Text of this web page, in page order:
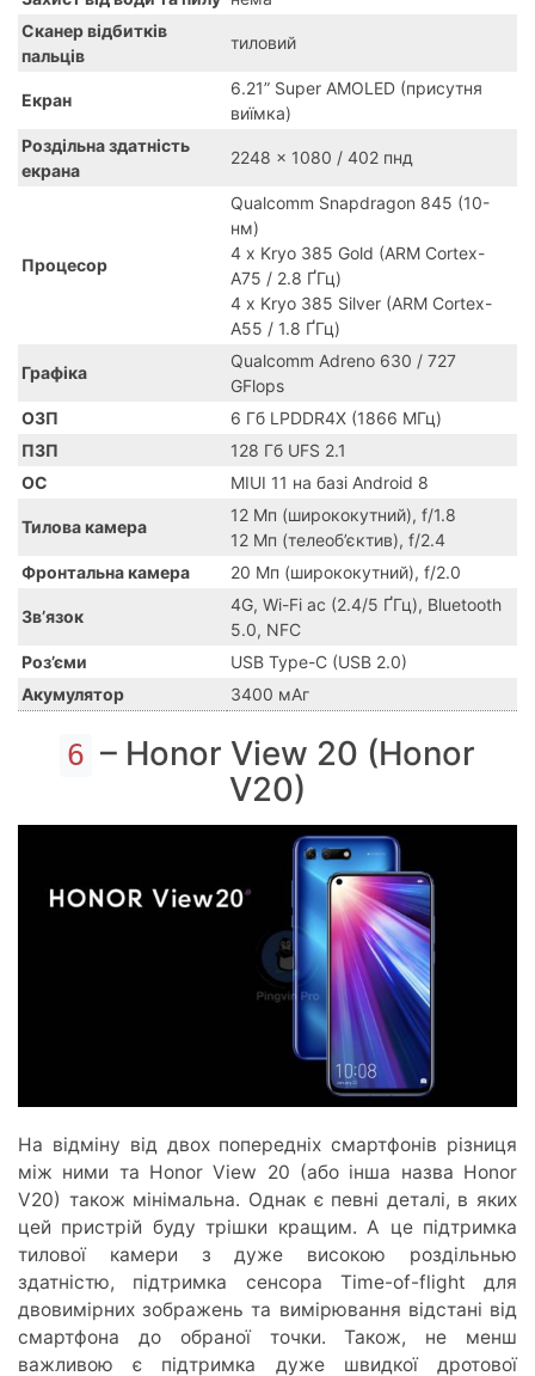
Сканер відбитків
пальців
тиловий
Екран
6.21” Super AMOLED (присутня
виїмка)
Роздільна здатність
екрана
2248 x 1080 / 402 пнд
Процесор
Qualcomm Snapdragon 845 (10-
нм)
4 x Kryo 385 Gold (ARM Cortex-
A75 / 2.8 ҐГц)
4 x Kryo 385 Silver (ARM Cortex-
A55 / 1.8 ҐГц)
Графіка
Qualcomm Adreno 630 / 727
GFlops
ОЗП
6 Гб LPDDR4X (1866 МГц)
ПЗП
128 Гб UFS 2.1
ОС
MIUI 11 на базі Android 8
Тилова камера
12 Мп (ширококутний), f/1.8
12 Мп (телеоб’єктив), f/2.4
Фронтальна камера
20 Мп (ширококутний), f/2.0
Зв’язок
4G, Wi-Fi ac (2.4/5 ҐГц), Bluetooth
5.0, NFC
Роз’єми
USB Type-C (USB 2.0)
Акумулятор
3400 мАг
6 – Honor View 20 (Honor
V20)
На відміну від двох попередніх смартфонів різниця
між ними та Honor View 20 (або інша назва Honor
V20) також мінімальна. Однак є певні деталі, в яких
цей пристрій буду трішки кращим. А це підтримка
тилової камери з дуже високою роздільнью
здатністю, підтримка сенсора Time-of-flight для
двовимірних зображень та вимірювання відстані від
смартфона до обраної точки. Також, не менш
важливою є підтримка дуже швидкої дротової